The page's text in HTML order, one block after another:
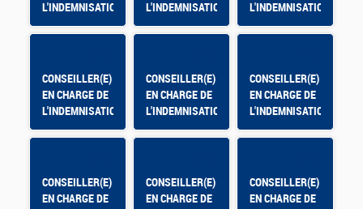
L'INDEMNISATION
- ANGOULEME
L'INDEMNISATION
- PERIGUEUX
L'INDEMNISATION
- NIORT
CONSEILLER(E)
EN CHARGE DE
L'INDEMNISATION
- PR CIVRAY
CONSEILLER(E)
EN CHARGE DE
L'INDEMNISATION
- VILLENEUVE
CONSEILLER(E)
EN CHARGE DE
L'INDEMNISATION
- PESSAC
CONSEILLER(E)
EN CHARGE DE
CONSEILLER(E)
EN CHARGE DE
CONSEILLER(E)
EN CHARGE DE